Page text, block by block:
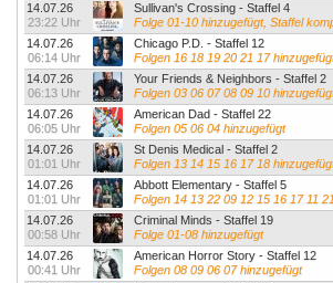
14.07.26
23:22 Uhr
Sullivan's Crossing - Staffel 4
Folge 01-10 hinzugefügt, Staffel
14.07.26
06:14 Uhr
Chicago P.D. - Staffel 12
Folgen 16 18 19 20 21 17
14.07.26
06:13 Uhr
Your Friends & Neighbors - Staffel 2
Folgen 03 06 07 08 09 10
14.07.26
06:05 Uhr
American Dad - Staffel 22
Folgen 05 06 04 hinzugefügt
14.07.26
01:01 Uhr
St Denis Medical - Staffel 2
Folgen 13 14 15 16 17 18
14.07.26
01:01 Uhr
Abbott Elementary - Staffel 5
Folgen 14 13 22 09 12 15 16 17 11
14.07.26
00:58 Uhr
Criminal Minds - Staffel 19
Folge 01-08 hinzugefügt
14.07.26
00:41 Uhr
American Horror Story - Staffel 12
Folgen 08 09 06 07 hinzugefügt